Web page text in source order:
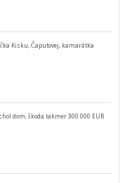
Kisku, Čaputovej, kamarátka
dom, škoda takmer 300 000 EUR